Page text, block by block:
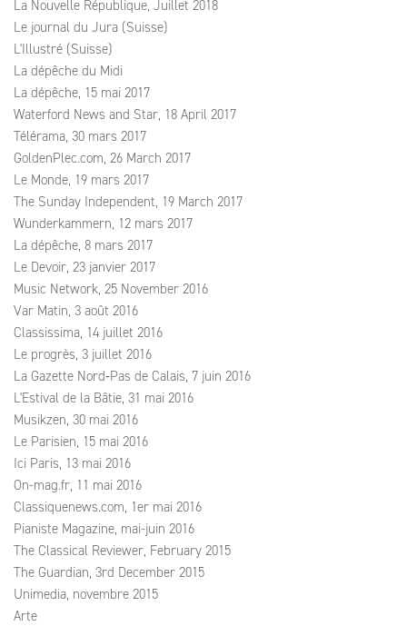
La Nouvelle République, Juillet 2018
Le journal du Jura (Suisse)
L'Illustré (Suisse)
La dépêche du Midi
La dépêche, 15 mai 2017
Waterford News and Star, 18 April 2017
Télérama, 30 mars 2017
GoldenPlec.com, 26 March 2017
Le Monde, 19 mars 2017
The Sunday Independent, 19 March 2017
Wunderkammern, 12 mars 2017
La dépêche, 8 mars 2017
Le Devoir, 23 janvier 2017
Music Network, 25 November 2016
Var Matin, 3 août 2016
Classissima, 14 juillet 2016
Le progrès, 3 juillet 2016
La Gazette Nord‑Pas de Calais, 7 juin 2016
L'Estival de la Bâtie, 31 mai 2016
Musikzen, 30 mai 2016
Le Parisien, 15 mai 2016
Ici Paris, 13 mai 2016
On-mag.fr, 11 mai 2016
Classiquenews.com, 1er mai 2016
Pianiste Magazine, mai-juin 2016
The Classical Reviewer, February 2015
The Guardian, 3rd December 2015
Unimedia, novembre 2015
Arte